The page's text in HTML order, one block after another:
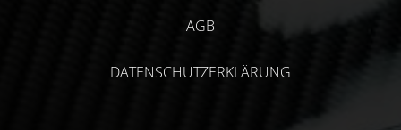
AGB
DATENSCHUTZERKLÄRUNG